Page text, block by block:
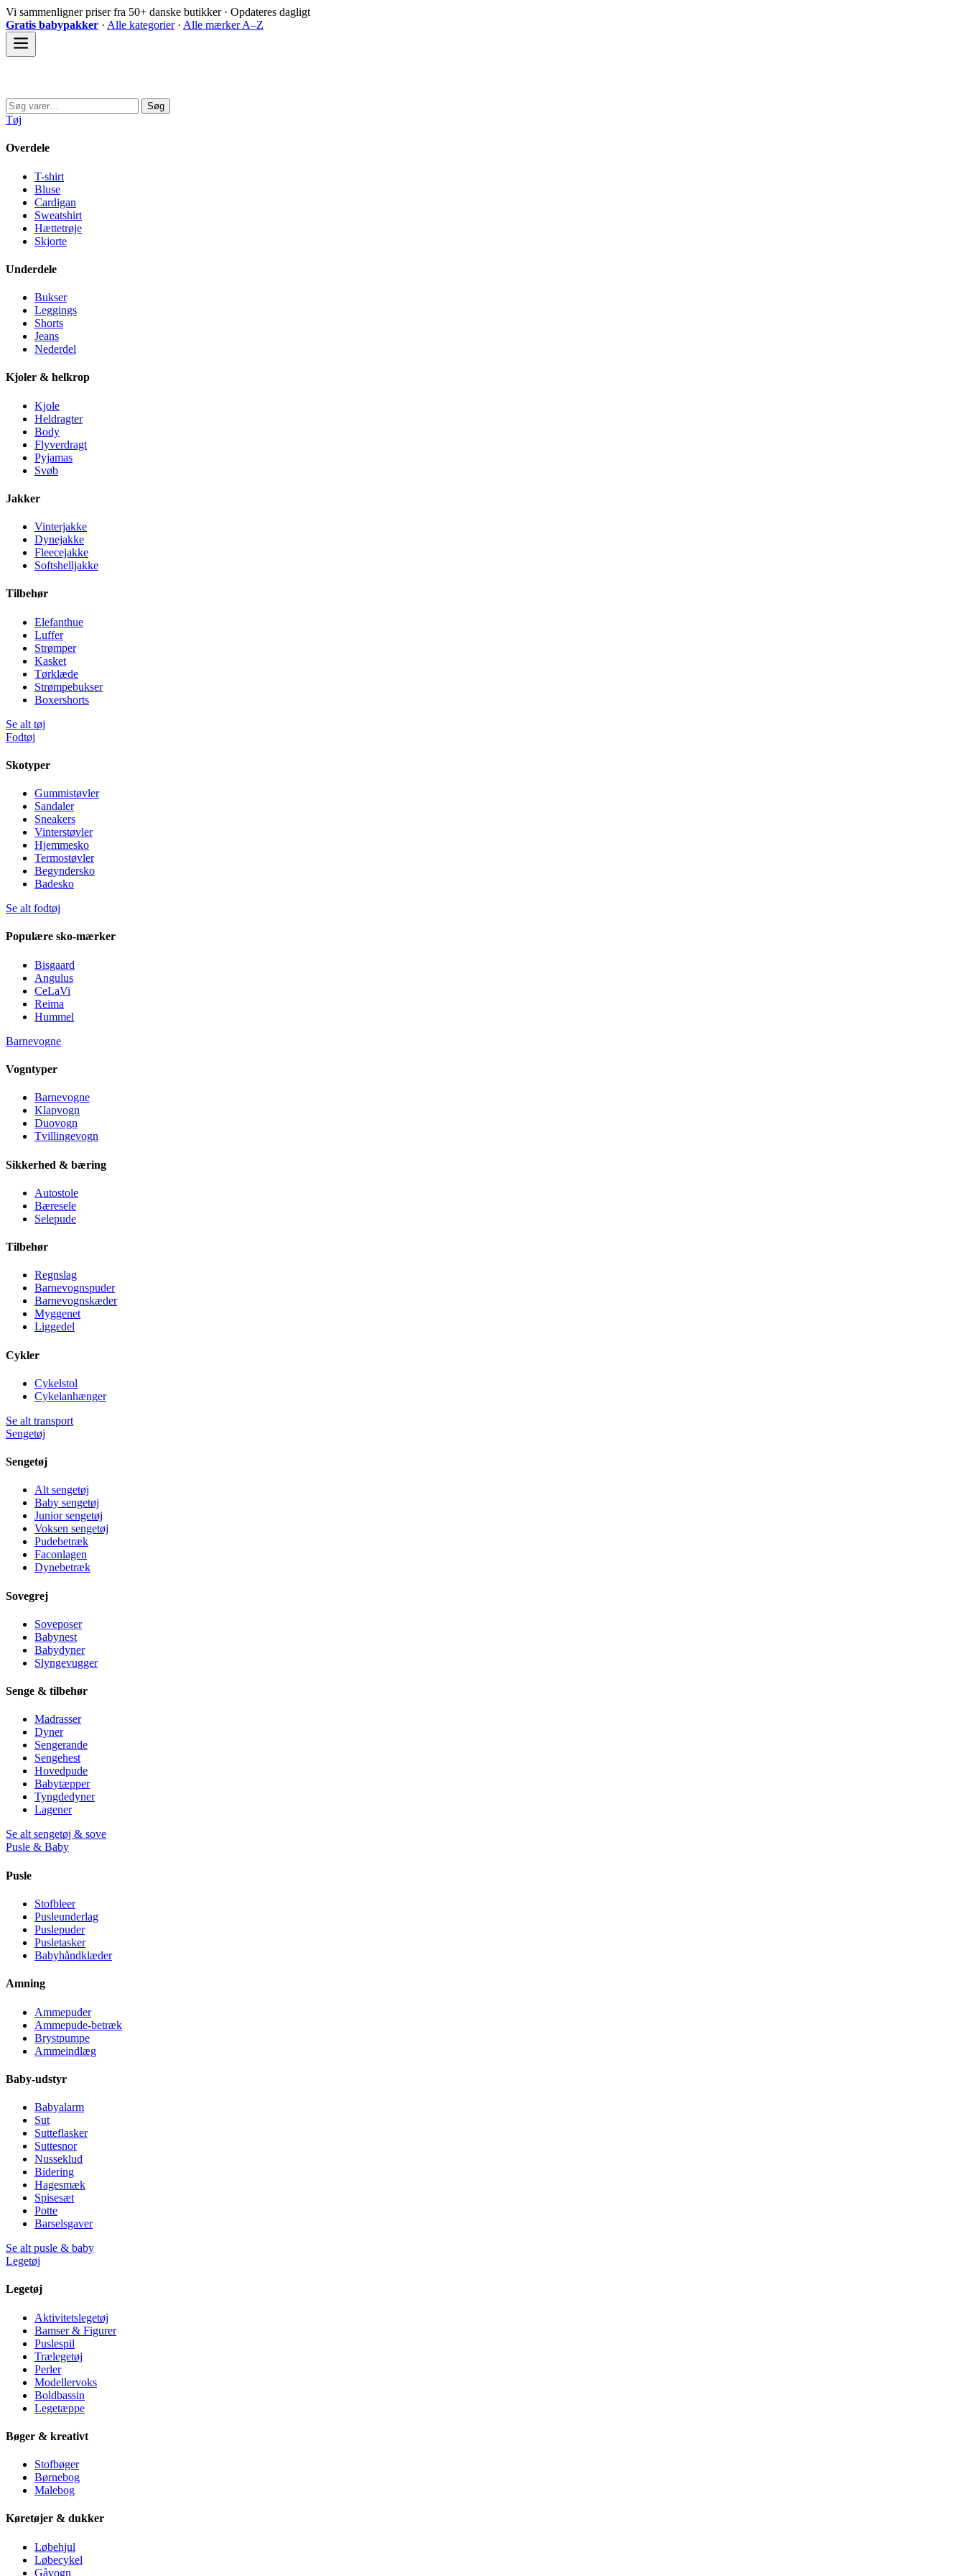
Spring
til
indhold
Vi sammenligner priser fra 50+ danske butikker · Opdateres dagligt
Gratis babypakker · Alle kategorier· Alle mærker A–Z
Søg
efter:
Søg
Tøj
Overdele
T-shirt
Bluse
Cardigan
Sweatshirt
Hættetrøje
Skjorte
Underdele
Bukser
Leggings
Shorts
Jeans
Nederdel
Kjoler & helkrop
Kjole
Heldragter
Body
Flyverdragt
Pyjamas
Svøb
Jakker
Vinterjakke
Dynejakke
Fleecejakke
Softshelljakke
Tilbehør
Elefanthue
Luffer
Strømper
Kasket
Tørklæde
Strømpebukser
Boxershorts
Se alt tøj
Fodtøj
Skotyper
Gummistøvler
Sandaler
Sneakers
Vinterstøvler
Hjemmesko
Termostøvler
Begyndersko
Badesko
Se alt fodtøj
Populære sko-mærker
Bisgaard
Angulus
CeLaVi
Reima
Hummel
Barnevogne
Vogntyper
Barnevogne
Klapvogn
Duovogn
Tvillingevogn
Sikkerhed & bæring
Autostole
Bæresele
Selepude
Tilbehør
Regnslag
Barnevognspuder
Barnevognskæder
Myggenet
Liggedel
Cykler
Cykelstol
Cykelanhænger
Se alt transport
Sengetøj
Sengetøj
Alt sengetøj
Baby sengetøj
Junior sengetøj
Voksen sengetøj
Pudebetræk
Faconlagen
Dynebetræk
Sovegrej
Soveposer
Babynest
Babydyner
Slyngevugger
Senge & tilbehør
Madrasser
Dyner
Sengerande
Sengehest
Hovedpude
Babytæpper
Tyngdedyner
Lagener
Se alt sengetøj & sove
Pusle & Baby
Pusle
Stofbleer
Pusleunderlag
Puslepuder
Pusletasker
Babyhåndklæder
Amning
Ammepuder
Ammepude-betræk
Brystpumpe
Ammeindlæg
Baby-udstyr
Babyalarm
Sut
Sutteflasker
Suttesnor
Nusseklud
Bidering
Hagesmæk
Spisesæt
Potte
Barselsgaver
Se alt pusle & baby
Legetøj
Legetøj
Aktivitetslegetøj
Bamser & Figurer
Puslespil
Trælegetøj
Perler
Modellervoks
Boldbassin
Legetæppe
Bøger & kreativt
Stofbøger
Børnebog
Malebog
Køretøjer & dukker
Løbehjul
Løbecykel
Gåvogn